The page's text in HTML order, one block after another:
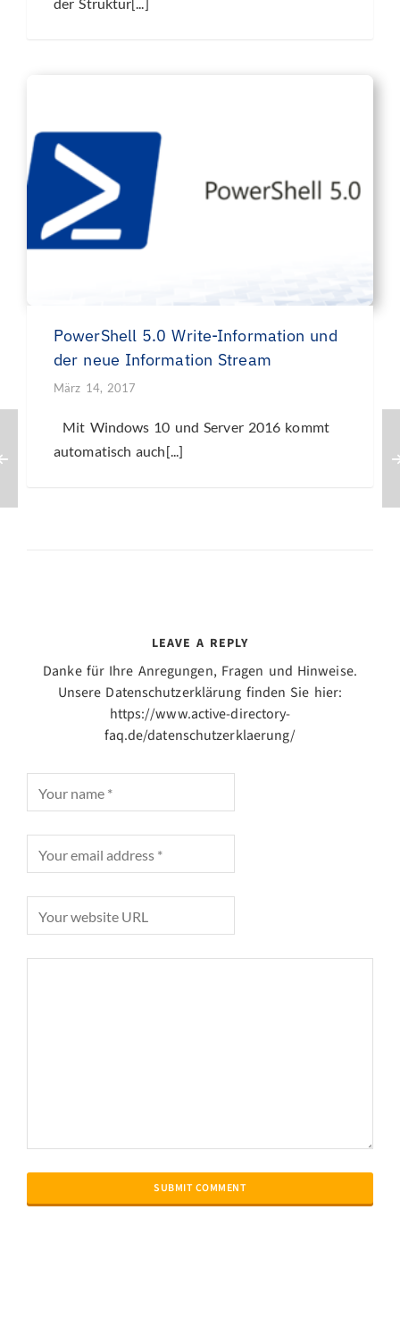
PowerShell 5.0 Write-Information und
der neue Information Stream
März 14, 2017
Mit Windows 10 und Server 2016 kommt
automatisch auch[...]
LEAVE A REPLY
Danke für Ihre Anregungen, Fragen und Hinweise.
Unsere Datenschutzerklärung finden Sie hier:
https://www.active-directory-
faq.de/datenschutzerklaerung/